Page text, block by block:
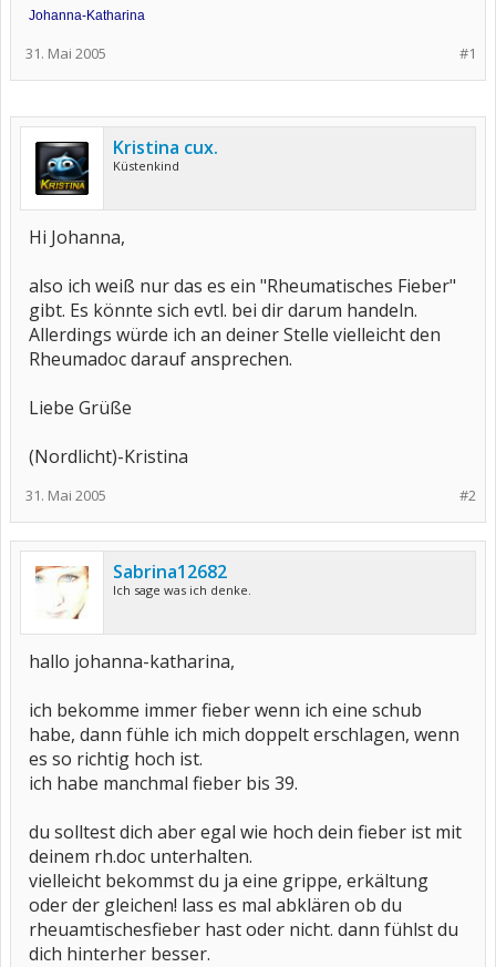
Johanna-Katharina
#1
31. Mai 2005
Kristina cux.
Küstenkind
Hi Johanna,
also ich weiß nur das es ein "Rheumatisches Fieber"
gibt. Es könnte sich evtl. bei dir darum handeln.
Allerdings würde ich an deiner Stelle vielleicht den
Rheumadoc darauf ansprechen.
Liebe Grüße
(Nordlicht)-Kristina
#2
31. Mai 2005
Sabrina12682
Ich sage was ich denke.
hallo johanna-katharina,
ich bekomme immer fieber wenn ich eine schub
habe, dann fühle ich mich doppelt erschlagen, wenn
es so richtig hoch ist.
ich habe manchmal fieber bis 39.
du solltest dich aber egal wie hoch dein fieber ist mit
deinem rh.doc unterhalten.
vielleicht bekommst du ja eine grippe, erkältung
oder der gleichen! lass es mal abklären ob du
rheuamtischesfieber hast oder nicht. dann fühlst du
dich hinterher besser.